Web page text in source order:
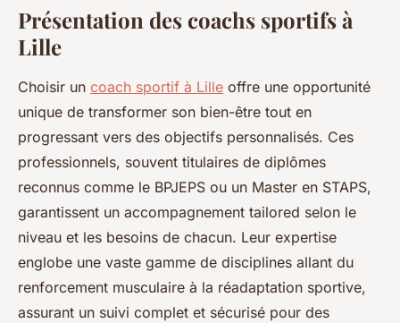
Présentation des coachs sportifs à
Lille
Choisir un coach sportif à Lille offre une opportunité
unique de transformer son bien-être tout en
progressant vers des objectifs personnalisés. Ces
professionnels, souvent titulaires de diplômes
reconnus comme le BPJEPS ou un Master en STAPS,
garantissent un accompagnement tailored selon le
niveau et les besoins de chacun. Leur expertise
englobe une vaste gamme de disciplines allant du
renforcement musculaire à la réadaptation sportive,
assurant un suivi complet et sécurisé pour des